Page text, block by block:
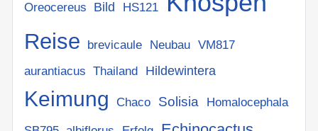
Oreocereus Bild HS121
Reise brevicaule Neubau VM817
aurantiacus Thailand Hildewintera
Keimung Chaco Solisia Homalocephala